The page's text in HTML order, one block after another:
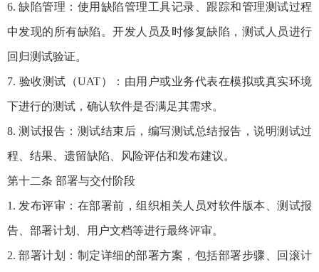
6. 缺陷管理：使用缺陷管理工具记录、跟踪和管理测试过程
中发现的所有缺陷。开发人员及时修复缺陷，测试人员进行
回归测试验证。
7. 验收测试（UAT）：由用户或业务代表在模拟或真实环境
下进行的测试，确认软件是否满足其需求。
8. 测试报告：测试结束后，编写测试总结报告，说明测试过
程、结果、遗留缺陷、风险评估和发布建议。
第十二条 部署与交付阶段
1. 发布评审：在部署前，组织相关人员对软件版本、测试报
告、部署计划、用户文档等进行最终评审。
2. 部署计划：制定详细的部署方案，包括部署步骤、回滚计